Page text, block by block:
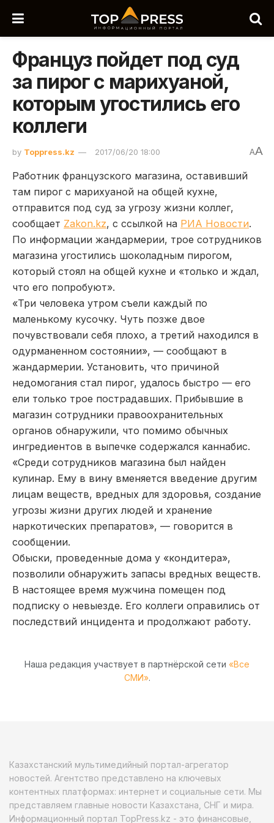
Француз пойдет под суд
за пирог с марихуаной,
которым угостились его
коллеги
by Toppress.kz 2017/06/20 18:00 AA
Работник французского магазина, оставивший
там пирог с марихуаной на общей кухне,
отправится под суд за угрозу жизни коллег,
сообщает Zakon.kz, с ссылкой на РИА Новости.
По информации жандармерии, трое сотрудников
магазина угостились шоколадным пирогом,
который стоял на общей кухне и «только и ждал,
что его попробуют».
«Три человека утром съели каждый по
маленькому кусочку. Чуть позже двое
почувствовали себя плохо, а третий находился в
одурманенном состоянии», — сообщают в
жандармерии. Установить, что причиной
недомогания стал пирог, удалось быстро — его
ели только трое пострадавших. Прибывшие в
магазин сотрудники правоохранительных
органов обнаружили, что помимо обычных
ингредиентов в выпечке содержался каннабис.
«Среди сотрудников магазина был найден
кулинар. Ему в вину вменяется введение другим
лицам веществ, вредных для здоровья, создание
угрозы жизни других людей и хранение
наркотических препаратов», — говорится в
сообщении.
Обыски, проведенные дома у «кондитера»,
позволили обнаружить запасы вредных веществ.
В настоящее время мужчина помещен под
подписку о невыезде. Его коллеги оправились от
последствий инцидента и продолжают работу.
Наша редакция участвует в партнёрской сети «Все
СМИ».
Казахстанский мультимедийный портал-агрегатор
новостей. Агентство представлено на ключевых
контентных платформах: интернет и социальные сети. Мы
представляем главные новости Казахстана, СНГ и мира.
Информационный портал TopPress.kz - это финансовые,